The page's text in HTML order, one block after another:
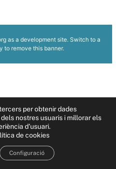
per obtenir dades
nostres usuaris i millorar els
d'usuari.
de cookies
Configuració
as a development site. Switch to a
to remove this banner.